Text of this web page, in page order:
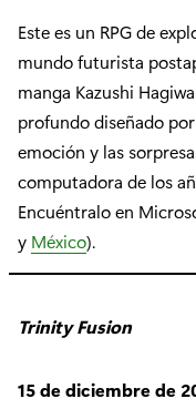
Este es un RPG de
mundo futurista
manga Kazushi
profundo diseñado
emoción y las
computadora de los
Encuéntralo en
y México).
Trinity Fusion
15 de diciembre de